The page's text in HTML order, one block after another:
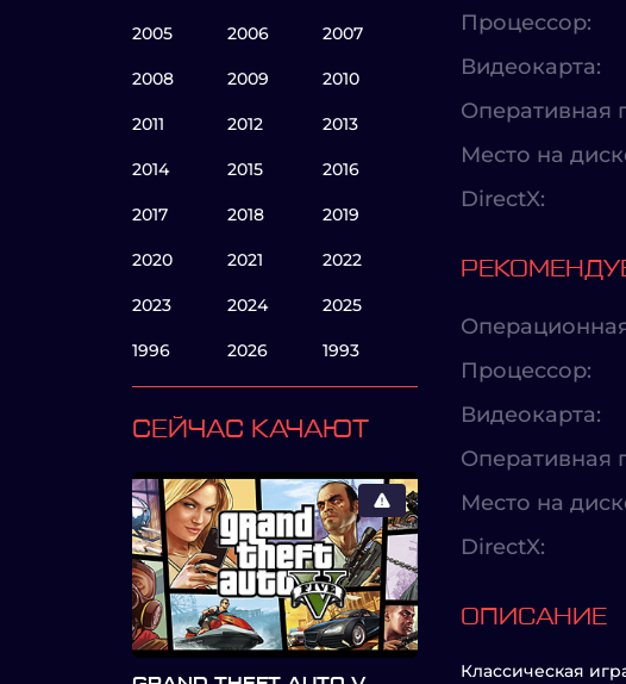
2005 2006 2007
2008 2009 2010
2011 2012 2013
2014 2015 2016
2017 2018 2019
2020 2021 2022
2023 2024 2025
1996 2026 1993
СЕЙЧАС КАЧАЮТ
Процессор:
Видеокарта:
Оперативная
Место на
DirectX:
Процессор:
Видеокарта:
Оперативная
Место на
DirectX:
ОПИСАНИЕ
Классическая